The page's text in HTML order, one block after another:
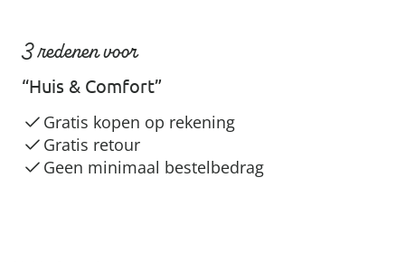
3 redenen voor
“Huis & Comfort”
Gratis kopen op rekening
Gratis retour
Geen minimaal bestelbedrag